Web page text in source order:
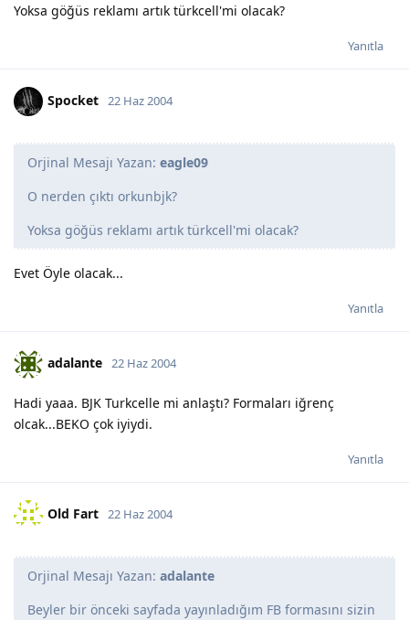
Yoksa göğüs reklamı artık türkcell'mi olacak?
Yanıtla
Spocket 22 Haz 2004
Orjinal Mesajı Yazan: eagle09
O nerden çıktı orkunbjk?
Yoksa göğüs reklamı artık türkcell'mi olacak?
Evet Öyle olacak...
Yanıtla
adalante 22 Haz 2004
Hadi yaaa. BJK Turkcelle mi anlaştı? Formaları iğrenç
olcak...BEKO çok iyiydi.
Yanıtla
Old Fart 22 Haz 2004
Orjinal Mesajı Yazan: adalante
Beyler bir önceki sayfada yayınladığım FB formasını sizin